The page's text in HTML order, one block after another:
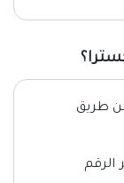
طريق
الرقم